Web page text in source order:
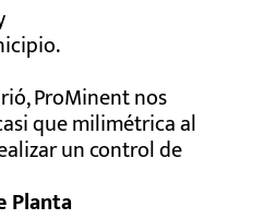
ProMinent nos
que milimétrica al
un control de
Planta